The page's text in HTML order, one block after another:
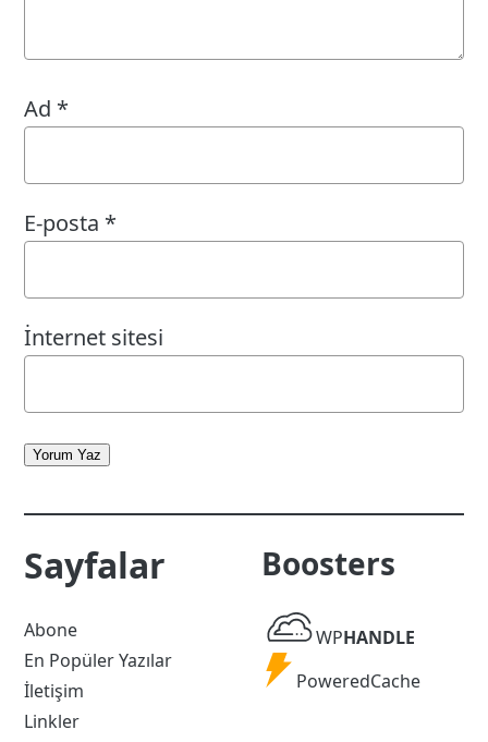
Ad *
E-posta *
İnternet sitesi
Yorum Yaz
Sayfalar
Abone
En Popüler Yazılar
İletişim
Linkler
Boosters
WP
Handle
WPHANDLE
Powered
PoweredCache